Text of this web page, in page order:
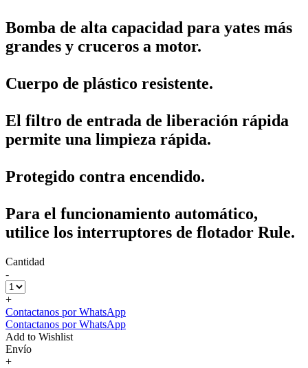
Bomba de alta capacidad para yates más
grandes y cruceros a motor.
Cuerpo de plástico resistente.
El filtro de entrada de liberación rápida
permite una limpieza rápida.
Protegido contra encendido.
Para el funcionamiento automático,
utilice los interruptores de flotador Rule.
Cantidad
-
+
Contactanos por WhatsApp
Contactanos por WhatsApp
Add to Wishlist
Envío
+